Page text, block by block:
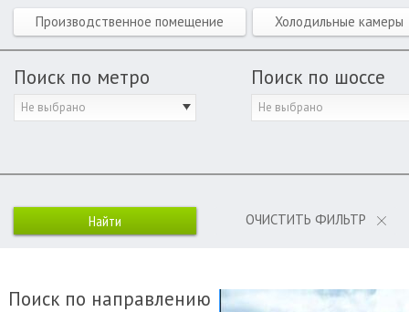
Производственное помещение Холодильные камеры
Поиск по метро
Не выбрано
Поиск по шоссе
Не выбрано
ОЧИСТИТЬ ФИЛЬТР
Поиск по направлению